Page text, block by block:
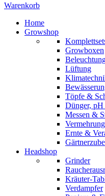
Warenkorb
Home
Growshop
Growboxen
Lüftung
Töpfe &
Dünger, pH
Messen &
Vermehrung
Ernte &
Headshop
Grinder
Kräuter-
Verdampfer